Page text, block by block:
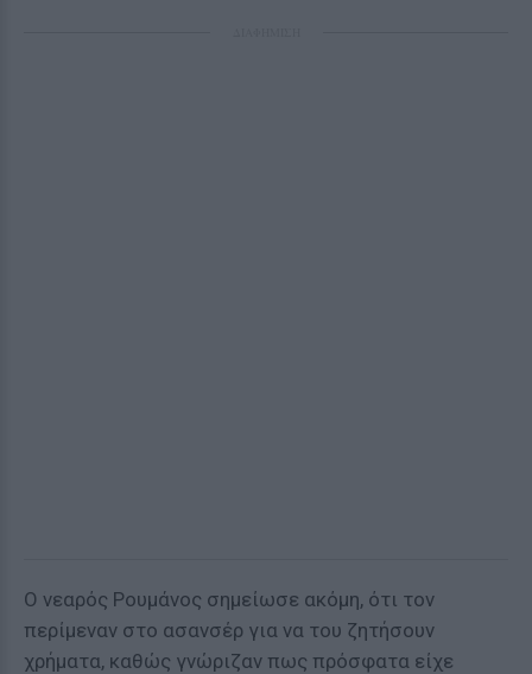
Ο νεαρός Ρουμάνος σημείωσε ακόμη, ότι τον
περίμεναν στο ασανσέρ για να του ζητήσουν
χρήματα, καθώς γνώριζαν πως πρόσφατα είχε